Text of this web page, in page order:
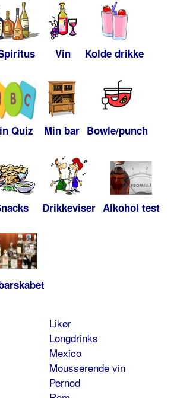
Vin Kolde drikke
Quiz Min bar Bowle/punch
Drikkeviser Alkohol test
Likør
Longdrinks
Mexico
Mousserende vin
Pernod